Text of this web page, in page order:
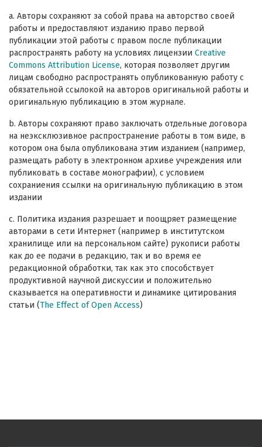
a. Авторы сохраняют за собой права на авторство своей
работы и предоставляют изданию право первой
публикации этой работы с правом после публикации
распространять работу на условиях лицензии Creative
Commons Attribution License, которая позволяет другим
лицам свободно распространять опубликованную работу с
обязательной ссылокой на авторов оригинальной работы и
оригинальную публикацию в этом журнале.
b. Авторы сохраняют право заключать отдельные договора
на неэксклюзивное распространение работы в том виде, в
котором она была опубликована этим изданием (например,
размещать работу в электронном архиве учреждения или
публиковать в составе монографии), с условием
сохраниения ссылки на оригинальную публикацию в этом
издании
с. Политика издания разрешает и поощряет размещение
авторами в сети Интернет (например в институтском
хранилище или на персональном сайте) рукописи работы
как до ее подачи в редакцию, так и во время ее
редакционной обработки, так как это способствует
продуктивной научной дискуссии и положительно
сказывается на оперативности и динамике цитирования
статьи (The Effect of Open Access)